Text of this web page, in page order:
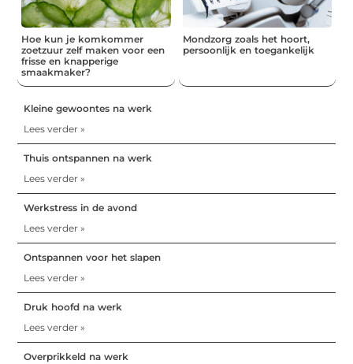
Hoe kun je komkommer
zoetzuur zelf maken voor een
frisse en knapperige
smaakmaker?
Mondzorg zoals het hoort,
persoonlijk en toegankelijk
Kleine gewoontes na werk
Lees verder »
Thuis ontspannen na werk
Lees verder »
Werkstress in de avond
Lees verder »
Ontspannen voor het slapen
Lees verder »
Druk hoofd na werk
Lees verder »
Overprikkeld na werk